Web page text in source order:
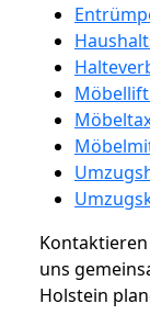
uns
Holstein